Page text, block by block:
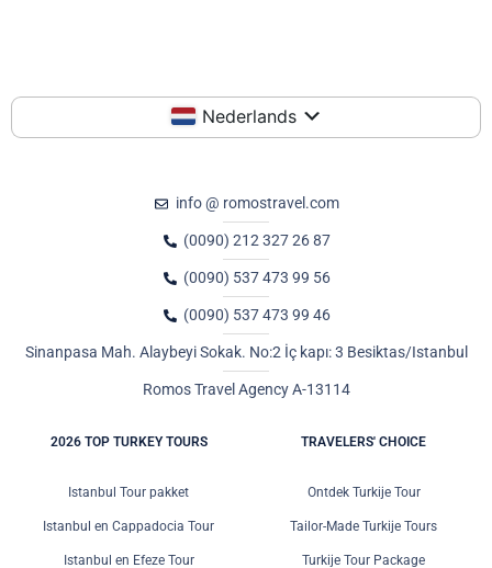
Nederlands
info @ romostravel.com
(0090) 212 327 26 87
(0090) 537 473 99 56
(0090) 537 473 99 46
Sinanpasa Mah. Alaybeyi Sokak. No:2 İç kapı: 3 Besiktas/Istanbul
Romos Travel Agency A-13114
2026 TOP TURKEY TOURS
Istanbul Tour pakket
Istanbul en Cappadocia Tour
Istanbul en Efeze Tour
TRAVELERS' CHOICE
Ontdek Turkije Tour
Tailor-Made Turkije Tours
Turkije Tour Package